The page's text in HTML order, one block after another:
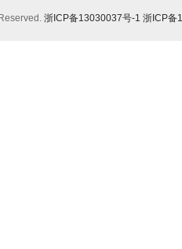
浙ICP备13030037号-1 浙ICP备